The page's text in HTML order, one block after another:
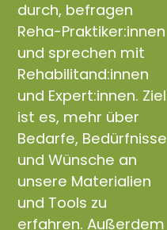
durch, befragen
Reha-Praktiker:innen
und sprechen mit
Rehabilitand:innen
und Expert:innen. Ziel
ist es, mehr über
Bedarfe, Bedürfnisse
und Wünsche an
unsere Materialien
und Tools zu
erfahren. Außerdem